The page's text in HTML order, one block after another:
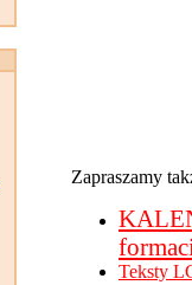
Zapraszamy
Teksty